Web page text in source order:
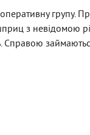
групу.
з невідомою
Справою